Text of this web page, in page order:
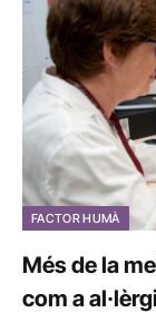
FACTOR HUMÀ
Més de la
com a